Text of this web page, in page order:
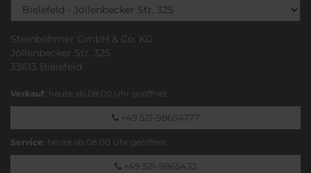
Steinböhmer GmbH & Co. KG
Jöllenbecker Str. 325
33613 Bielefeld
Verkauf: heute ab 08:00 Uhr geöffnet
+49 521-98654777
Service: heute ab 08:00 Uhr geöffnet
+49 521-9865432